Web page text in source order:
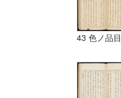
43 色ノ品目